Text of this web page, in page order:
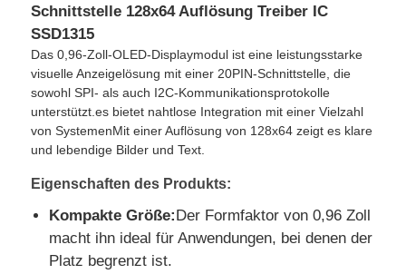
Zu Hause
Produkte
Videos
Schnittstelle 128x64 Auflösung Treiber IC
SSD1315
Das 0,96-Zoll-OLED-Displaymodul ist eine leistungsstarke
visuelle Anzeigelösung mit einer 20PIN-Schnittstelle, die
sowohl SPI- als auch I2C-Kommunikationsprotokolle
unterstützt.es bietet nahtlose Integration mit einer Vielzahl
von SystemenMit einer Auflösung von 128x64 zeigt es klare
und lebendige Bilder und Text.
Eigenschaften des Produkts:
Kompakte Größe:Der Formfaktor von 0,96 Zoll
macht ihn ideal für Anwendungen, bei denen der
Platz begrenzt ist.